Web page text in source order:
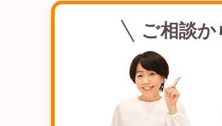
ご相談